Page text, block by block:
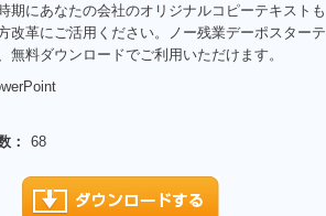
期にあなたの会社のオリジナルコピーテキストも
改革にご活用ください。ノー残業デーポスターテ
無料ダウンロードでご利用いただけます。
：
68